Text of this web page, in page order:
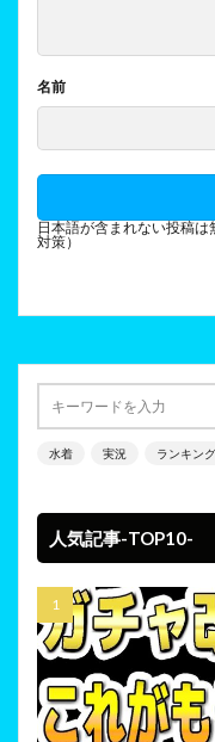
名前
日本語が含まれない投稿
対策）
水着 実況 ランキング
人気記事-TOP10-